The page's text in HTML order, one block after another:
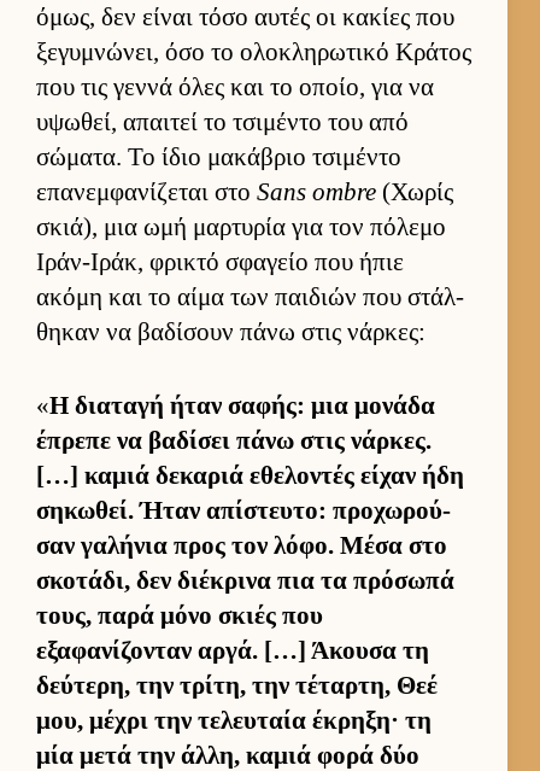
όμως, δεν εί­ναι τόσο αυ­τές οι κακίες που
ξεγυμνώνει, όσο το ολοκληρωτικό Κράτος
που τις γεννά όλες και το οποίο, για να
υψωθεί, απαι­τεί το τσιμέντο του από
σώματα. Το ίδιο μακάβριο τσιμέντο
επανεμ­φανίζεται στο Sans ombre (Χωρίς
σκιά), μια ωμή μαρ­τυρία για τον πόλεμο
Ιράν-Ιράκ, φρικτό σφαγείο που ήπιε
ακόμη και το αίμα των παι­διών που στάλ­
θηκαν να βαδίσουν πάνω στις νάρ­κες:
«Η δια­ταγή ήταν σαφής: μια μονάδα
έπρεπε να βαδίσει πάνω στις νάρ­κες.
[…] καμιά δεκαριά εθελοντές εί­χαν ήδη
σηκωθεί. Ήταν απίστευ­το: προχωρού­
σαν γαλήνια προς τον λόφο. Μέσα στο
σκοτάδι, δεν διέκρινα πια τα πρόσωπά
τους, παρά μόνο σκιές που
εξαφανίζονταν αρ­γά. […] Άκουσα τη
δεύ­τερη, την τρίτη, την τέταρ­τη, Θεέ
μου, μέχρι την τελευ­ταία έκρηξη· τη
μία μετά την άλ­λη, καμιά φορά δύο